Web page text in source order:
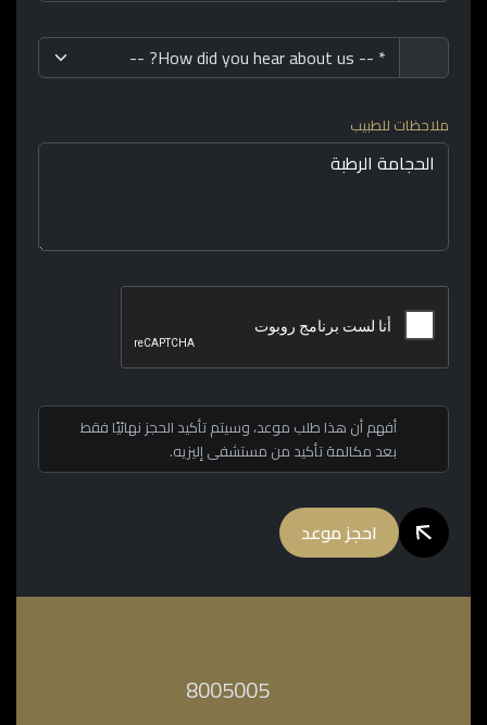
ملاحظات للطبيب
أفهم أن هذا طلب موعد، وسيتم تأكيد الحجز نهائيًا فقط
بعد مكالمة تأكيد من مستشفى إليزيه.
احجز موعد